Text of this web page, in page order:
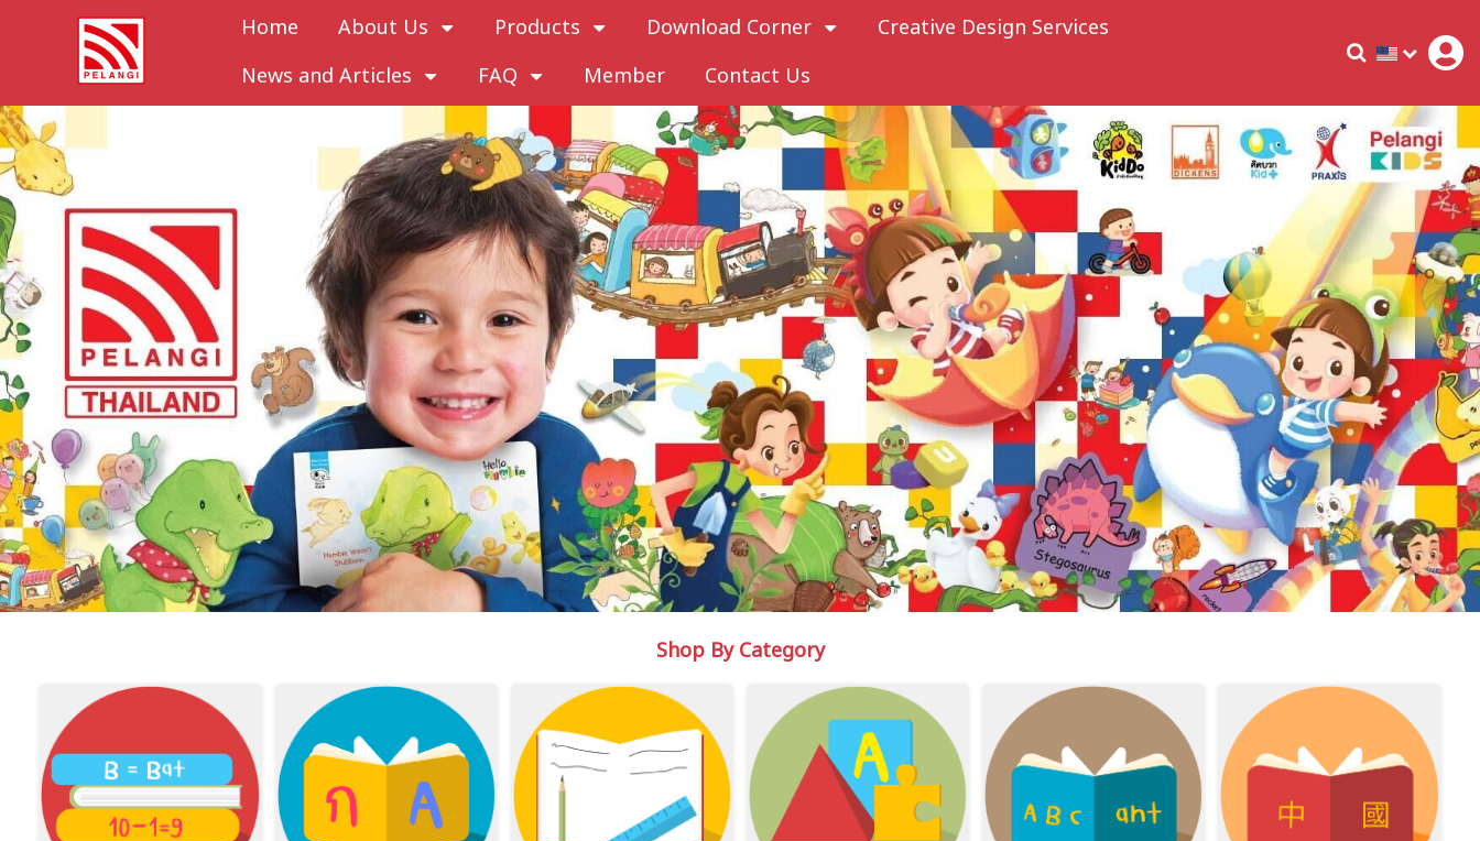
Home About Us Products Download Corner
Creative Design Services
News and Articles
FAQ Member Contact Us
Shop By Category